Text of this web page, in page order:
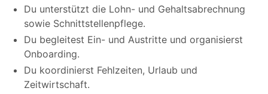
Du unterstützt die Lohn- und Gehaltsabrechnung
sowie Schnittstellenpflege.
Du begleitest Ein- und Austritte und organisierst
Onboarding.
Du koordinierst Fehlzeiten, Urlaub und
Zeitwirtschaft.